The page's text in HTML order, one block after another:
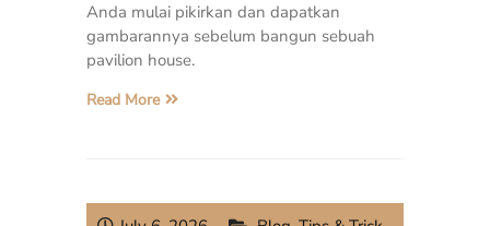
Anda mulai pikirkan dan dapatkan
gambarannya sebelum bangun sebuah
pavilion house.
Read More